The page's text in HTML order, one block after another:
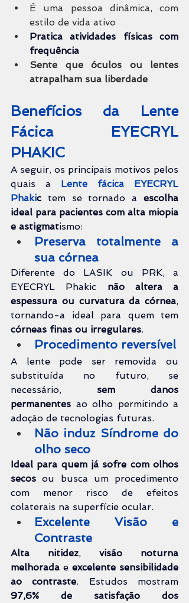
É uma pessoa dinâmica, com
estilo de vida ativo
Pratica atividades físicas com
frequência
Sente que óculos ou lentes
atrapalham sua liberdade
Benefícios da Lente
Fácica EYECRYL
PHAKIC
A seguir, os principais motivos pelos
quais a Lente fácica EYECRYL
Phakic tem se tornado a escolha
ideal para pacientes com alta miopia
e astigmatismo:
Preserva totalmente a
sua córnea
Diferente do LASIK ou PRK, a
EYECRYL Phakic não altera a
espessura ou curvatura da córnea,
córneas finas ou irregulares.
Procedimento reversível
A lente pode ser removida ou
substituída no futuro, se
necessário, sem danos
permanentes ao olho permitindo a
adoção de tecnologias futuras.
Não induz Síndrome do
olho seco
Ideal para quem já sofre com olhos
secos ou busca um procedimento
com menor risco de efeitos
colaterais na superfície ocular.
Excelente Visão e
Contraste
Alta nitidez, visão noturna
melhorada e excelente sensibilidade
ao contraste
97,6% de satisfação dos